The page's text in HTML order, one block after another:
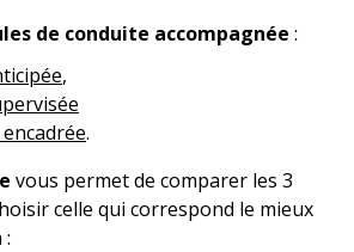
de conduite accompagnée :
,
.
vous permet de comparer les 3
celle qui correspond le mieux